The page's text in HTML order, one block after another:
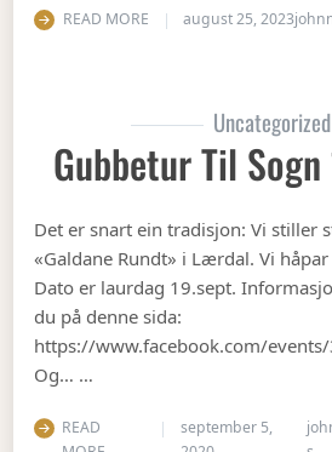
READ MORE august 25, 2023
Uncategorized
Gubbetur Til
Det er snart ein tradisjon: Vi stiller
«Galdane Rundt» i Lærdal. Vi
Dato er laurdag 19.sept.
du på denne sida:
https://www.facebook.com/
Og… …
READ
september 5,